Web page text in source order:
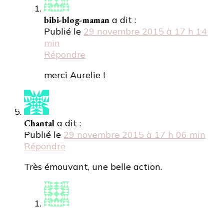
bibi-blog-maman a dit :
Publié le 29 novembre 2015 à 17 h 14
min
Répondre
merci Aurelie !
Chantal a dit :
Publié le 29 novembre 2015 à 17 h 06 min
Répondre
Très émouvant, une belle action.